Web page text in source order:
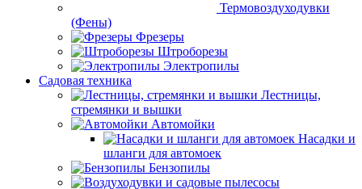
Термовоздуходувки
(Фены)
Фрезеры
Штроборезы
Электропилы
Садовая техника
Лестницы,
стремянки и вышки
Автомойки
Насадки и
шланги для автомоек
Бензопилы